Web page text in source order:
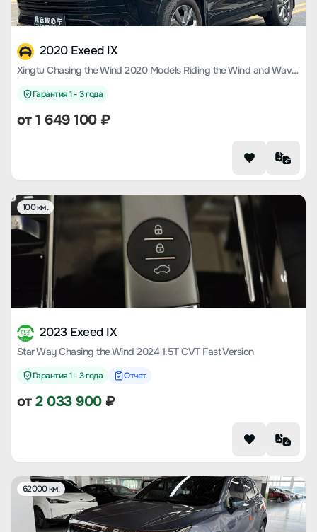
2020 Exeed IX
Xingtu Chasing the Wind 2020 Models Riding the Wind and Waves Version 1.5T CVT Xingyao Version
Гарантия 1 - 3 года
от1 649 100₽
100 км.
2023 Exeed IX
Star Way Chasing the Wind 2024 1.5T CVT Fast Version
Гарантия 1 - 3 года Отчет
от2 033 900₽
62000 км.